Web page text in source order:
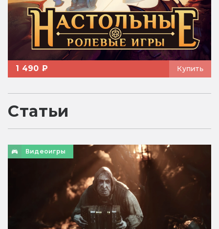
1 490 ₽ Купить
Статьи
Видеоигры